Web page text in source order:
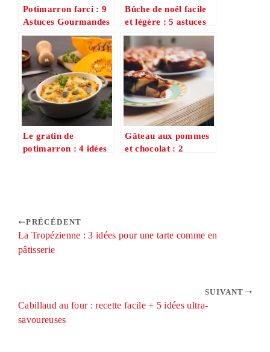
Potimarron farci : 9
Astuces Gourmandes
pour un Plat
Incroyablement
Fondant
Bûche de noël facile
et légère : 5 astuces
magiques pour un
dessert de fête tout en
légèreté
Le gratin de
potimarron : 4 idées
Gâteau aux pommes
et chocolat : 2
PRÉCÉDENT
La Tropézienne : 3 idées pour une tarte comme en
pâtisserie
SUIVANT
Cabillaud au four : recette facile + 5 idées ultra-
savoureuses